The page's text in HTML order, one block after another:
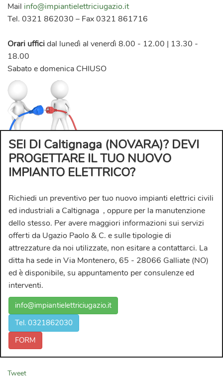
Mail info@impiantielettriciugazio.it
Tel. 0321 862030 – Fax 0321 861716
Orari ufficidal lunedì al venerdì 8.00 - 12.00 | 13.30 -
18.00
Sabato e domenica CHIUSO
SEI DI Caltignaga (NOVARA)? DEVI
PROGETTARE IL TUO NUOVO
IMPIANTO ELETTRICO?
Richiedi un preventivo per tuo nuovo impianti elettrici civili
ed industriali a Caltignaga , oppure per la manutenzione
dello stesso. Per avere maggiori informazioni sui servizi
offerti da Ugazio Paolo & C. e sulle tipologie di
attrezzature da noi utilizzate, non esitare a contattarci. La
ditta ha sede in Via Montenero, 65 - 28066 Galliate (NO)
ed è disponibile, su appuntamento per consulenze ed
interventi.
info@impiantielettriciugazio.it
Tel. 0321862030
FORM
Tweet